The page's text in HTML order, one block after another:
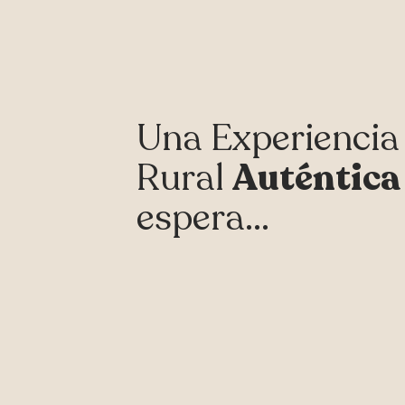
Una Experiencia
Rural Auténtica
espera...